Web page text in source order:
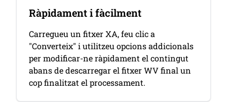
Ràpidament i fàcilment
Carregueu un fitxer XA, feu clic a
"Converteix" i utilitzeu opcions addicionals
per modificar-ne ràpidament el contingut
abans de descarregar el fitxer WV final un
cop finalitzat el processament.